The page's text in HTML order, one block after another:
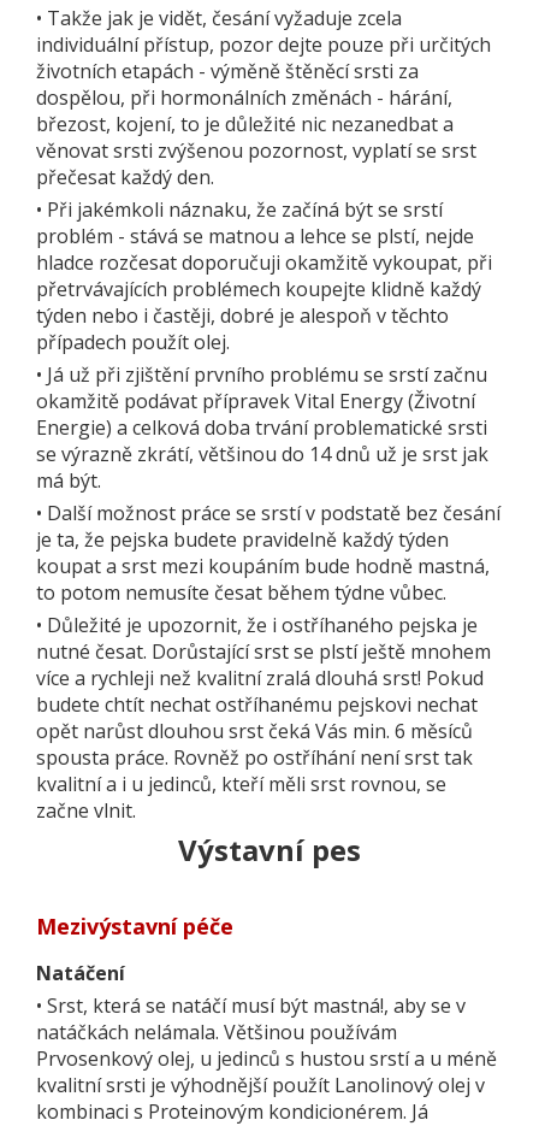
• Takže jak je vidět, česání vyžaduje zcela
individuální přístup, pozor dejte pouze při určitých
životních etapách - výměně štěněcí srsti za
dospělou, při hormonálních změnách - hárání,
březost, kojení, to je důležité nic nezanedbat a
věnovat srsti zvýšenou pozornost, vyplatí se srst
přečesat každý den.
• Při jakémkoli náznaku, že začíná být se srstí
problém - stává se matnou a lehce se plstí, nejde
hladce rozčesat doporučuji okamžitě vykoupat, při
přetrvávajících problémech koupejte klidně každý
týden nebo i častěji, dobré je alespoň v těchto
případech použít olej.
• Já už při zjištění prvního problému se srstí začnu
okamžitě podávat přípravek Vital Energy (Životní
Energie) a celková doba trvání problematické srsti
se výrazně zkrátí, většinou do 14 dnů už je srst jak
má být.
• Další možnost práce se srstí v podstatě bez česání
je ta, že pejska budete pravidelně každý týden
koupat a srst mezi koupáním bude hodně mastná,
to potom nemusíte česat během týdne vůbec.
• Důležité je upozornit, že i ostříhaného pejska je
nutné česat. Dorůstající srst se plstí ještě mnohem
více a rychleji než kvalitní zralá dlouhá srst! Pokud
budete chtít nechat ostříhanému pejskovi nechat
opět narůst dlouhou srst čeká Vás min. 6 měsíců
spousta práce. Rovněž po ostříhání není srst tak
kvalitní a i u jedinců, kteří měli srst rovnou, se
začne vlnit.
Výstavní pes
Mezivýstavní péče
Natáčení
• Srst, která se natáčí musí být mastná!, aby se v
natáčkách nelámala. Většinou používám
Prvosenkový olej, u jedinců s hustou srstí a u méně
kvalitní srsti je výhodnější použít Lanolinový olej v
kombinaci s Proteinovým kondicionérem. Já